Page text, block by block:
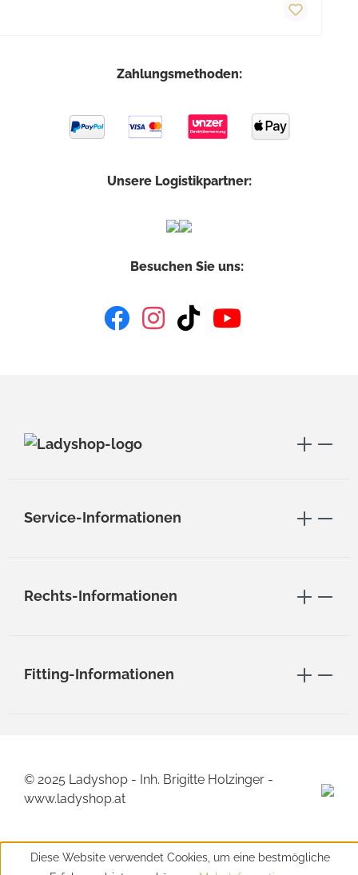
Zahlungsmethoden:
Unsere Logistikpartner:
Besuchen Sie uns:
Service-Informationen
Rechts-Informationen
Fitting-Informationen
© 2025 Ladyshop - Inh. Brigitte Holzinger -
www.ladyshop.at
Diese Website verwendet Cookies, um eine bestmögliche